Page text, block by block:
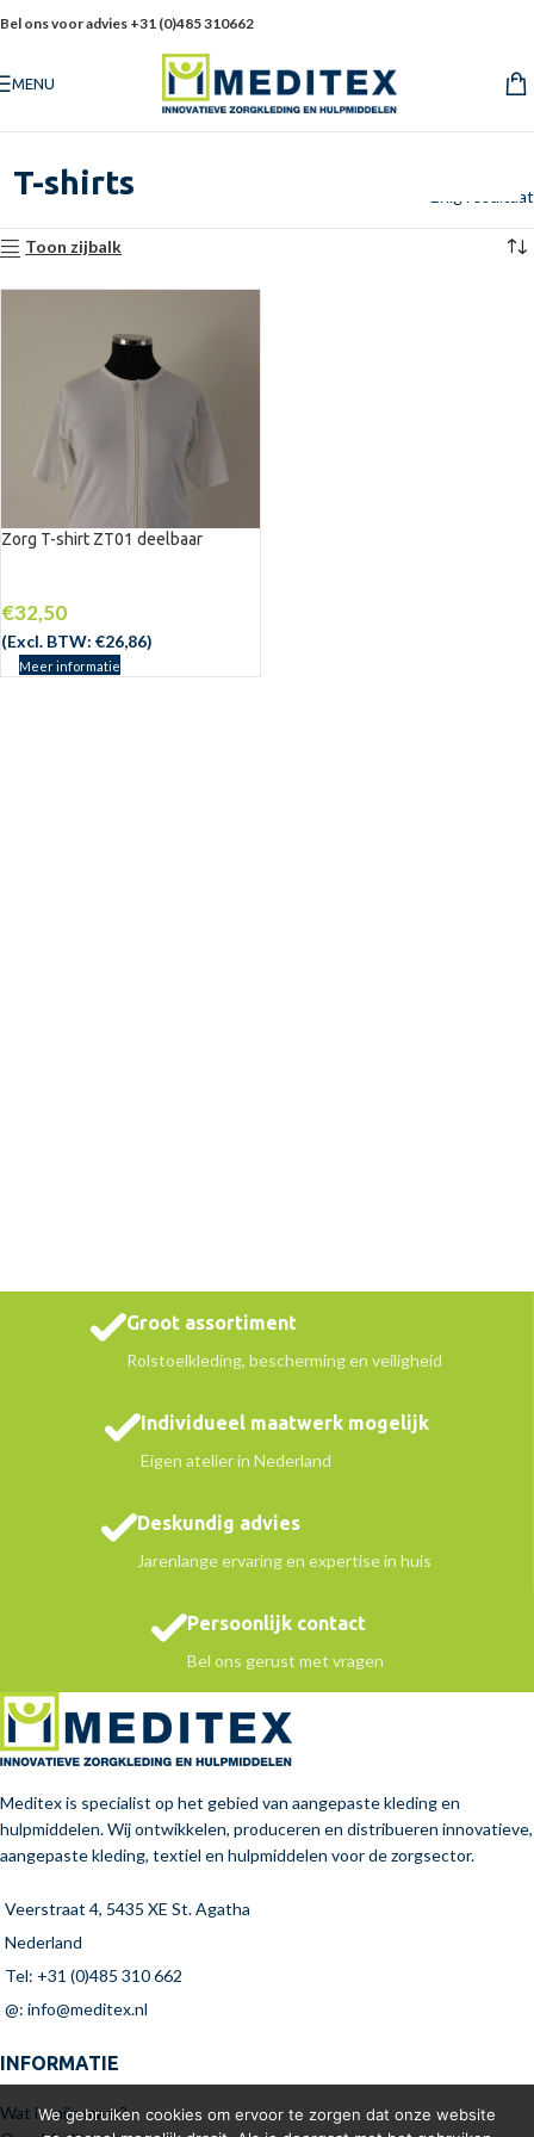
Bel ons voor advies +31 (0)485 310662
MENU
T-shirts Enig resultaat
Toon zijbalk
Zorg T-shirt ZT01 deelbaar
€32,50
(Excl. BTW: €26,86)
Meer informatie
Groot assortiment
Rolstoelkleding, bescherming en veiligheid
Individueel maatwerk mogelijk
Eigen atelier in Nederland
Deskundig advies
Jarenlange ervaring en expertise in huis
Persoonlijk contact
Bel ons gerust met vragen
Meditex is specialist op het gebied van aangepaste kleding en
hulpmiddelen. Wij ontwikkelen, produceren en distribueren innovatieve,
aangepaste kleding, textiel en hulpmiddelen voor de zorgsector.
Veerstraat 4, 5435 XE St. Agatha
Nederland
Tel: +31 (0)485 310 662
@: info@meditex.nl
INFORMATIE
Wat is mijn maat?
We gebruiken cookies om ervoor te zorgen dat onze website